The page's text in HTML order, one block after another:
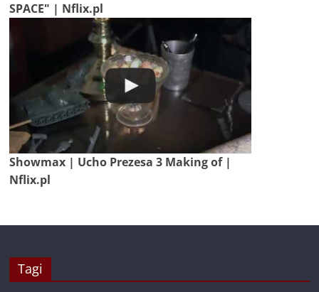
SPACE" | Nflix.pl
Showmax | Ucho Prezesa 3 Making of |
Nflix.pl
Tagi